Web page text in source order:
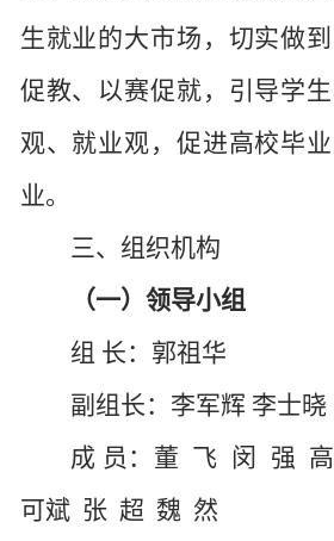
生就业的大市场，切实做
促教、以赛促就，引导学
观、就业观，促进高校毕
业。
三、组织机构
（一）领导小组
组 长：郭祖华
副组长：李军辉李士
成 员：董 飞 闵 强
可斌张 超 魏 然